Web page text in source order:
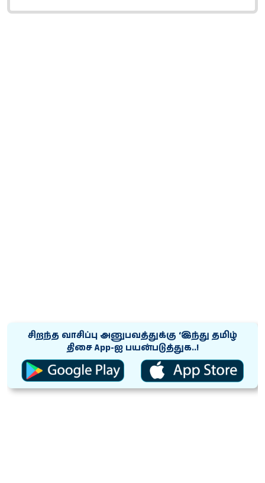
சிறந்த வாசிப்பு அனுபவத்துக்கு ‘இந்து தமிழ்
திசை App-ஐ பயன்படுத்துக..!